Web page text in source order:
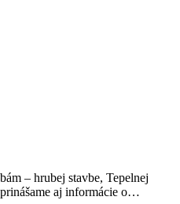
– hrubej stavbe, Tepelnej
aj informácie o…